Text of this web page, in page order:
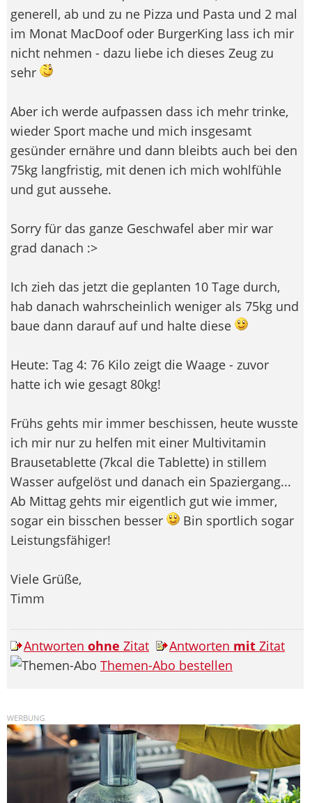
generell, ab und zu ne Pizza und Pasta und 2 mal
im Monat MacDoof oder BurgerKing lass ich mir
nicht nehmen - dazu liebe ich dieses Zeug zu
sehr
Aber ich werde aufpassen dass ich mehr trinke,
wieder Sport mache und mich insgesamt
gesünder ernähre und dann bleibts auch bei den
75kg langfristig, mit denen ich mich wohlfühle
und gut aussehe.
Sorry für das ganze Geschwafel aber mir war
grad danach :>
Ich zieh das jetzt die geplanten 10 Tage durch,
hab danach wahrscheinlich weniger als 75kg und
baue dann darauf auf und halte diese
Heute: Tag 4: 76 Kilo zeigt die Waage - zuvor
hatte ich wie gesagt 80kg!
Frühs gehts mir immer beschissen, heute wusste
ich mir nur zu helfen mit einer Multivitamin
Brausetablette (7kcal die Tablette) in stillem
Wasser aufgelöst und danach ein Spaziergang...
Ab Mittag gehts mir eigentlich gut wie immer,
sogar ein bisschen besser
Bin sportlich sogar
Leistungsfähiger!
Viele Grüße,
Timm
Antworten ohne Zitat Antworten mit Zitat
Themen-Abo bestellen